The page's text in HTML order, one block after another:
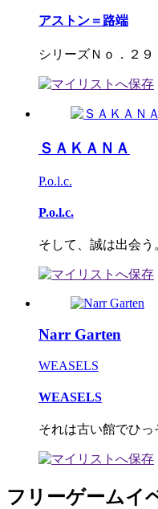
アストン＝路端
シリーズＮｏ．２９
ＳＡＫＡＮＡ
P.o.l.c.
P.o.l.c.
そして、誠は出会
Narr Garten
WEASELS
WEASELS
それは古い館でひっ
フリーゲームイ